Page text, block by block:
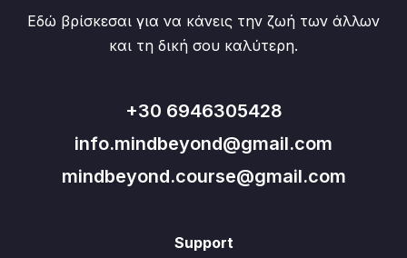
Εδώ βρίσκεσαι για να κάνεις την ζωή των άλλων
και τη δική σου καλύτερη.
+30 6946305428
info.mindbeyond@gmail.com
mindbeyond.course@gmail.com
Support